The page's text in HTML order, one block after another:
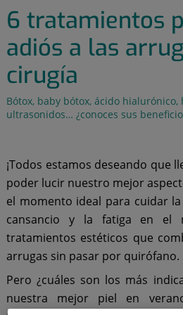
6 tratamientos
adiós a las
cirugía
Bótox, baby bótox, ácido hialurónico,
ultrasonidos… ¿conoces sus
¡Todos estamos deseando que
poder lucir nuestro mejor
el momento ideal para cuidar
cansancio y la fatiga en el
tratamientos estéticos que
arrugas sin pasar por quirófano.
Pero ¿cuáles son los más
nuestra mejor piel en